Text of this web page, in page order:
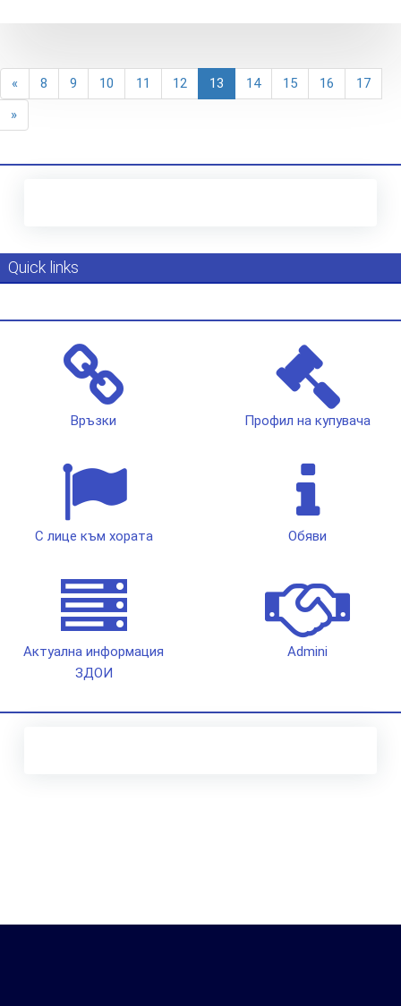
« 8 9 10 11 12 13 14 15 16
17
»
Quick links
Връзки Профил на купувача
С лице към хората Обяви
Актуална информация
ЗДОИ
Admini